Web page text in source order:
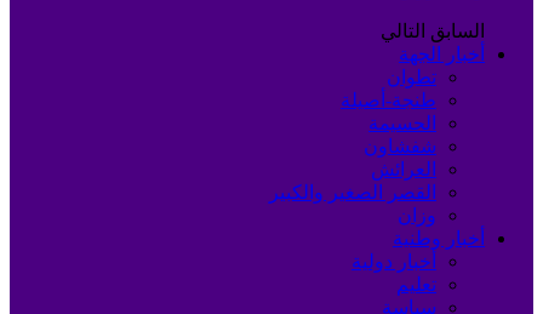
السابق التالي
أخبار الجهة
تطوان
طنجة-أصيلة
الحسيمة
شفشاون
العرائش
القصر الصغير والكبير
وزان
أخبار وطنية
أخبار دولية
تعليم
سياسة